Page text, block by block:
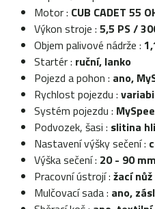
Motor : CUB CADET 55
Výkon stroje : 5,5 PS /
Objem palivové nádrže :
Startér : ruční, lanko
Pojezd a pohon : ano,
Rychlost pojezdu :
Systém pojezdu :
Podvozek, šasi : slitina
Nastavení výšky sečení :
Výška sečení : 20 - 90 mm
Pracovní ústrojí : žací nůž
Mulčovací sada : ano,